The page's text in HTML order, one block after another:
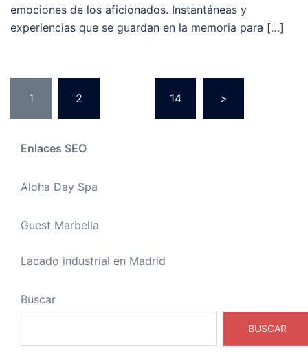
emociones de los aficionados. Instantáneas y
experiencias que se guardan en la memoria para […]
entradas
1 2 14 >
Enlaces SEO
Aloha Day Spa
Guest Marbella
Lacado industrial en Madrid
Buscar
BUSCAR